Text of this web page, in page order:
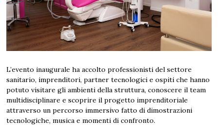
L’evento inaugurale ha accolto professionisti del settore
sanitario, imprenditori, partner tecnologici e ospiti che hanno
potuto visitare gli ambienti della struttura, conoscere il team
multidisciplinare e scoprire il progetto imprenditoriale
attraverso un percorso immersivo fatto di dimostrazioni
tecnologiche, musica e momenti di confronto.